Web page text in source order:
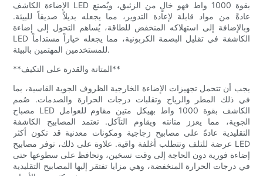
الإضاءة الكاشف LED بقوة 1000 واط فهو خالٍ من الزئبق، ويُصنع
عادةً من مواد قابلة لإعادة التدوير، مما يجعله بديلاً صديقاً للبيئة.
وبالإضافة إلى استهلاكه المنخفض للطاقة، يُساهم التحول إلى إضاءة
LED الكاشفة في تقليل البصمة الكربونية، مما يجعله خياراً مستداماً
للمستخدمين المهتمين بالبيئة.
**المتانة والقدرة على التكيف**
يجب أن تتحمل تجهيزات الإضاءة الخارجية الظروف الجوية القاسية، بما
في ذلك المطر والرياح وتقلبات درجات الحرارة والصدمات. صُمم
مصباح LED الكاشف بقوة 1000 واط بهيكل متين مقاوم للعوامل
الجوية، مما يعزز متانته ويقاوم التآكل. تعتمد المصابيح الكاشفة
التقليدية عادةً على مصابيح زجاجية ومكونات معدنية قد تكون أكثر
عرضة للتلف وتتطلب أغلفة واقية. علاوة على ذلك، توفر مصابيح LED
إضاءة فورية دون الحاجة إلى وقت تسخين، وتحافظ على سطوعها حتى
في درجات الحرارة المنخفضة، وهي مزايا تفتقر إليها المصابيح التقليدية